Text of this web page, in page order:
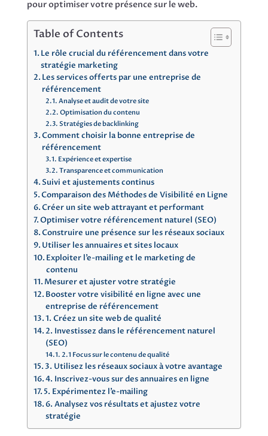
pour optimiser votre présence sur le web.
Table of Contents
Le rôle crucial du référencement dans votre
stratégie marketing
Les services offerts par une entreprise de
référencement
Analyse et audit de votre site
Optimisation du contenu
Stratégies de backlinking
Comment choisir la bonne entreprise de
référencement
Expérience et expertise
Transparence et communication
Suivi et ajustements continus
Comparaison des Méthodes de Visibilité en Ligne
Créer un site web attrayant et performant
Optimiser votre référencement naturel (SEO)
Construire une présence sur les réseaux sociaux
Utiliser les annuaires et sites locaux
Exploiter l’e-mailing et le marketing de
contenu
Mesurer et ajuster votre stratégie
Booster votre visibilité en ligne avec une
entreprise de référencement
1. Créez un site web de qualité
2. Investissez dans le référencement naturel
(SEO)
2.1 Focus sur le contenu de qualité
3. Utilisez les réseaux sociaux à votre avantage
4. Inscrivez-vous sur des annuaires en ligne
5. Expérimentez l’e-mailing
6. Analysez vos résultats et ajustez votre
stratégie